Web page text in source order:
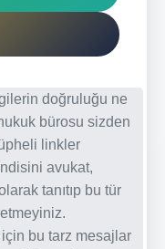
doğruluğu ne
bürosu sizden
linkler
avukat,
tanıtıp bu tür
için bu tarz mesajlar